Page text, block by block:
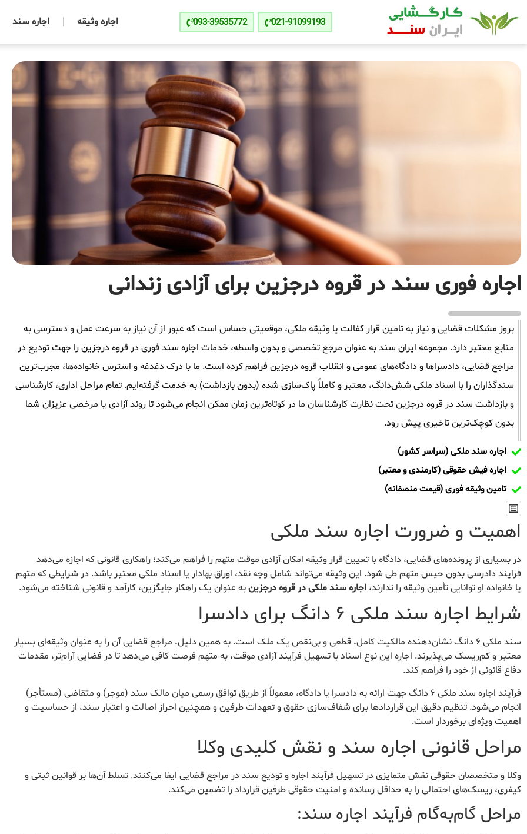
021-91099193
093-39535772 اجاره وثیقه اجاره سند
اجاره فوری سند در قروه درجزین برای آزادی زندانی
بروز مشکلات قضایی و نیاز به تامین قرار کفالت یا وثیقه ملکی، موقعیتی حساس است که عبور از آن نیاز به سرعت عمل و دسترسی به
منابع معتبر دارد. مجموعه ایران سند به عنوان مرجع تخصصی و بدون واسطه، خدمات اجاره سند فوری در قروه درجزین را جهت تودیع در
مراجع قضایی، دادسراها و دادگاه‌های عمومی و انقلاب قروه درجزین فراهم کرده است. ما با درک دغدغه و استرس خانواده‌ها، مجرب‌ترین
سندگذاران را با اسناد ملکی شش‌دانگ، معتبر و کاملاً پاک‌سازی شده (بدون بازداشت) به خدمت گرفته‌ایم. تمام مراحل اداری، کارشناسی
و بازداشت سند در قروه درجزین تحت نظارت کارشناسان ما در کوتاه‌ترین زمان ممکن انجام می‌شود تا روند آزادی یا مرخصی عزیزان شما
بدون کوچک‌ترین تاخیری پیش رود.
اجاره سند ملکی (سراسر کشور)
اجاره فیش حقوقی (کارمندی و معتبر)
تامین وثیقه فوری (قیمت منصفانه)
اهمیت و ضرورت اجاره سند ملکی
در بسیاری از پرونده‌های قضایی، دادگاه با تعیین قرار وثیقه امکان آزادی موقت متهم را فراهم می‌کند؛ راهکاری قانونی که اجازه می‌دهد
فرایند دادرسی بدون حبس متهم طی شود. این وثیقه می‌تواند شامل وجه نقد، اوراق بهادار یا اسناد ملکی معتبر باشد. در شرایطی که متهم
یا خانواده او توانایی تأمین وثیقه را ندارند، اجاره سند ملکی در قروه درجزینبه عنوان یک راهکار جایگزین، کارآمد و قانونی شناخته می‌شود.
شرایط اجاره سند ملکی ۶ دانگ برای دادسرا
سند ملکی ۶ دانگ نشان‌دهنده مالکیت کامل، قطعی و بی‌نقص یک ملک است. به همین دلیل، مراجع قضایی آن را به عنوان وثیقه‌ای بسیار
معتبر و کم‌ریسک می‌پذیرند. اجاره این نوع اسناد با تسهیل فرآیند آزادی موقت، به متهم فرصت کافی می‌دهد تا در فضایی آرام‌تر، مقدمات
دفاع قانونی از خود را فراهم کند.
فرآیند اجاره سند ملکی ۶ دانگ جهت ارائه به دادسرا یا دادگاه، معمولاً از طریق توافق رسمی میان مالک سند (موجر) و متقاضی (مستأجر)
انجام می‌شود. تنظیم دقیق این قراردادها برای شفاف‌سازی حقوق و تعهدات طرفین و همچنین احراز اصالت و اعتبار سند، از حساسیت و
اهمیت ویژه‌ای برخوردار است.
مراحل قانونی اجاره سند و نقش کلیدی وکلا
وکلا و متخصصان حقوقی نقش متمایزی در تسهیل فرآیند اجاره و تودیع سند در مراجع قضایی ایفا می‌کنند. تسلط آن‌ها بر قوانین ثبتی و
کیفری، ریسک‌های احتمالی را به حداقل رسانده و امنیت حقوقی طرفین قرارداد را تضمین می‌کند.
مراحل گام‌به‌گام فرآیند اجاره سند: